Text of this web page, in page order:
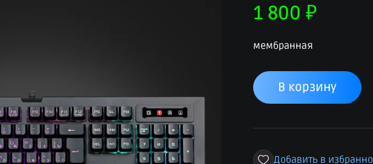
1 800₽
мембранная
В корзину
Добавить в